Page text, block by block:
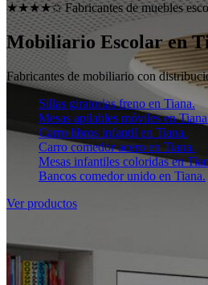
★★★★✩ Fabricantes de muebles
Mobiliario Escolar en
Fabricantes de mobiliario con
Sillas giratorias freno en Tiana.
Mesas apilables móviles en
Carro libros infantil en Tiana.
Carro comedor acero en Tiana.
Mesas infantiles coloridas en
Bancos comedor unido en Tiana.
Ver productos